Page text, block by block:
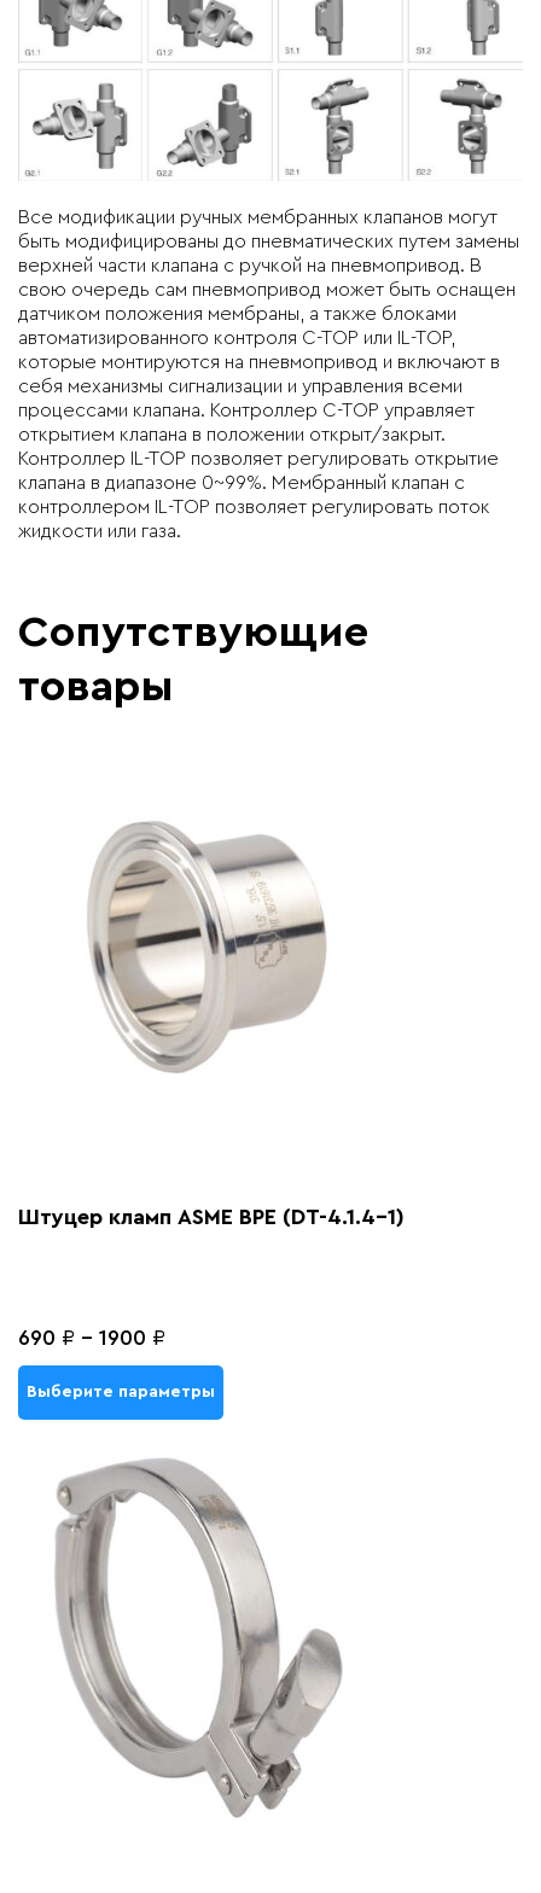
Все модификации ручных мембранных клапанов могут
быть модифицированы до пневматических путем замены
верхней части клапана с ручкой на пневмопривод. В
свою очередь сам пневмопривод может быть оснащен
датчиком положения мембраны, а также блоками
автоматизированного контроля C-TOP или IL-TOP,
которые монтируются на пневмопривод и включают в
себя механизмы сигнализации и управления всеми
процессами клапана. Контроллер C-TOP управляет
открытием клапана в положении открыт/закрыт.
Контроллер IL-TOP позволяет регулировать открытие
клапана в диапазоне 0~99%. Мембранный клапан с
контроллером IL-TOP позволяет регулировать поток
жидкости или газа.
Сопутствующие
товары
Штуцер кламп ASME BPE (DT-4.1.4-1)
690 ₽ - 1900 ₽
Выберите параметры